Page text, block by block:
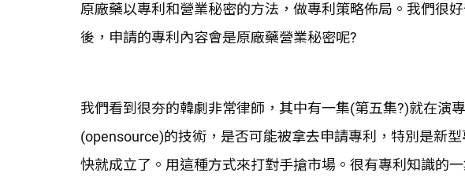
原廠藥以專利和營業秘密的方法，做專利策略佈局。我們很
後，申請的專利內容會是原廠藥營業秘密呢?
我們看到很夯的韓劇非常律師，其中有一集(第五集?)就在演
(opensource)的技術，是否可能被拿去申請專利，特別是新
快就成立了。用這種方式來打對手搶市場。很有專利知識的